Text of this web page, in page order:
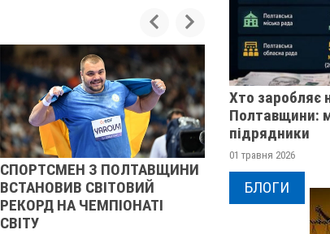
СПОРТСМЕН З ПОЛТАВЩИНИ
ВСТАНОВИВ СВІТОВИЙ
РЕКОРД НА ЧЕМПІОНАТІ
СВІТУ
НА
ІЗ
ОДЕЙЧУК
0
Хто заробляє
Полтавщини:
підрядники
01 травня 2026
БЛОГИ